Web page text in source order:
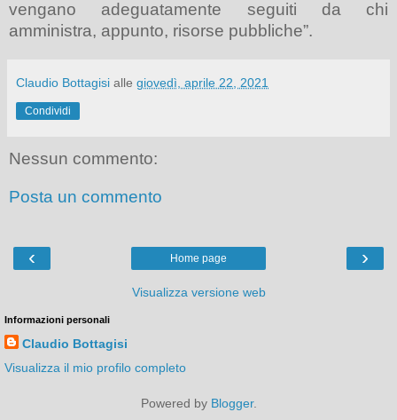
vengano adeguatamente seguiti da chi
amministra, appunto, risorse pubbliche”.
Claudio Bottagisi alle giovedì, aprile 22, 2021
Condividi
Nessun commento:
Posta un commento
‹ ›
Home page
Visualizza versione web
Informazioni personali
Claudio Bottagisi
Visualizza il mio profilo completo
Powered by Blogger.